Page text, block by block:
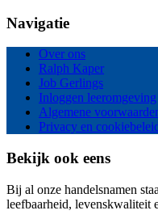
Navigatie
Over ons
Ralph Kaper
Job Gerlings
Inloggen leeromgeving
Algemene
Privacy en
Bekijk ook eens
Bij al onze handelsnamen
leefbaarheid, levenskwaliteit